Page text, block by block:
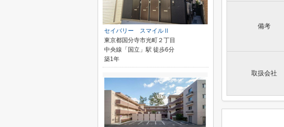
備考
取扱会社
セイバリー スマイルⅡ
東京都国分寺市光町２丁目
中央線「国立」駅 徒歩6分
築1年